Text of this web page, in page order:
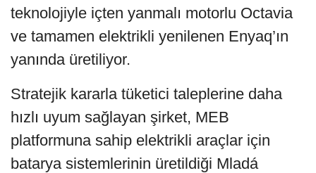
teknolojiyle içten yanmalı motorlu Octavia
ve tamamen elektrikli yenilenen Enyaq’ın
yanında üretiliyor.
Stratejik kararla tüketici taleplerine daha
hızlı uyum sağlayan şirket, MEB
platformuna sahip elektrikli araçlar için
batarya sistemlerinin üretildiği Mladá